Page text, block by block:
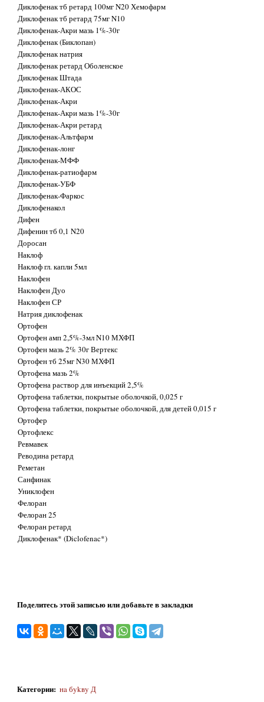
Диклофенак тб ретард 100мг N20 Хемофарм
Диклофенак тб ретард 75мг N10
Диклофенак-Акри мазь 1%-30г
Диклофенак (Биклопан)
Диклофенак натрия
Диклофенак ретард Оболенское
Диклофенак Штада
Диклофенак-АКОС
Диклофенак-Акри
Диклофенак-Акри мазь 1%-30г
Диклофенак-Акри ретард
Диклофенак-Альтфарм
Диклофенак-лонг
Диклофенак-МФФ
Диклофенак-ратиофарм
Диклофенак-УБФ
Диклофенак-Фаркос
Диклофенакол
Дифен
Дифенин тб 0,1 N20
Доросан
Наклоф
Наклоф гл. капли 5мл
Наклофен
Наклофен Дуо
Наклофен СР
Натрия диклофенак
Ортофен
Ортофен амп 2,5%-3мл N10 МХФП
Ортофен мазь 2% 30г Вертекс
Ортофен тб 25мг N30 МХФП
Ортофена мазь 2%
Ортофена раствор для инъекций 2,5%
Ортофена таблетки, покрытые оболочкой, 0,025 г
Ортофена таблетки, покрытые оболочкой, для детей 0,015 г
Ортофер
Ортофлекс
Ревмавек
Реводина ретард
Реметан
Санфинак
Униклофен
Фелоран
Фелоран 25
Фелоран ретард
Диклофенак* (Diclofenac*)
Поделитесь этой записью или добавьте в закладки
Категории: нa бykвy Д